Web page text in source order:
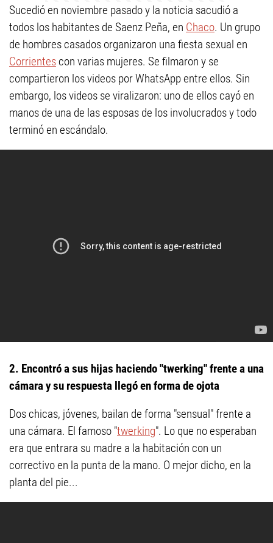
Sucedió en noviembre pasado y la noticia sacudió a
todos los habitantes de Saenz Peña, en Chaco. Un grupo
de hombres casados organizaron una fiesta sexual en
Corrientes con varias mujeres. Se filmaron y se
compartieron los videos por WhatsApp entre ellos. Sin
embargo, los videos se viralizaron: uno de ellos cayó en
manos de una de las esposas de los involucrados y todo
terminó en escándalo.
2. Encontró a sus hijas haciendo "twerking" frente a una
cámara y su respuesta llegó en forma de ojota
Dos chicas, jóvenes, bailan de forma "sensual" frente a
una cámara. El famoso "twerking". Lo que no esperaban
era que entrara su madre a la habitación con un
correctivo en la punta de la mano. O mejor dicho, en la
planta del pie...